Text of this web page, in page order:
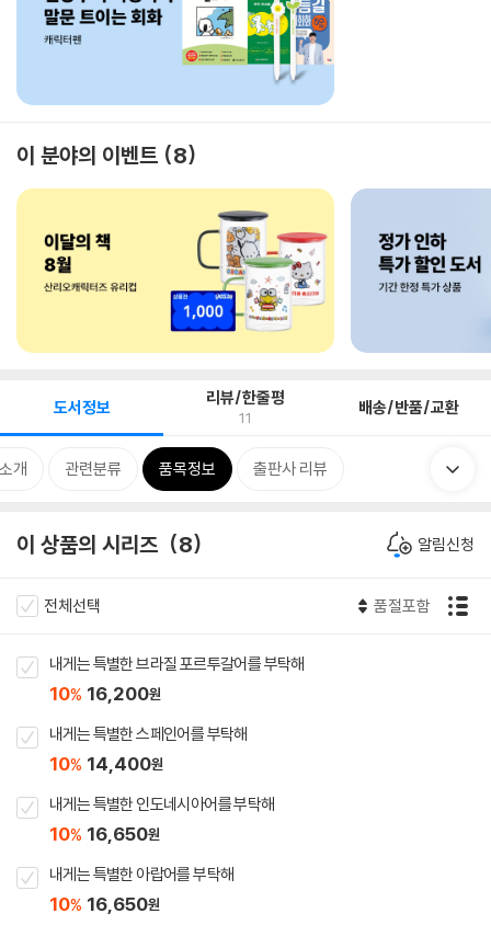
이 분야의 이벤트 8
도서정보 리뷰/한줄평
11 배송/반품/교환
개 관련분류 품목정보 출판사 리뷰
이 상품의 시리즈 8 알림신청
전체선택 품절포함
내게는 특별한 브라질 포르투갈어를 부탁해
10% 16,200원
내게는 특별한 스페인어를 부탁해
10% 14,400원
내게는 특별한 인도네시아어를 부탁해
10% 16,650원
내게는 특별한 아랍어를 부탁해
10% 16,650원